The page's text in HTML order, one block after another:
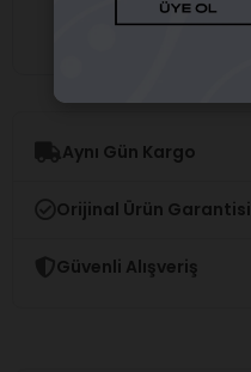
Aynı Gün Kargo
Orijinal Ürün Garantisi
Güvenli Alışveriş